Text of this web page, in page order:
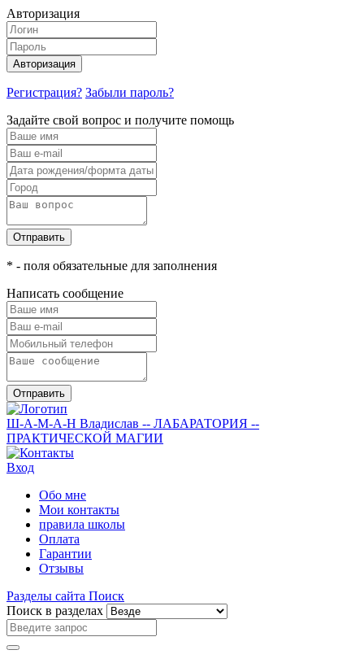
Авторизация
Авторизация
Регистрация? Забыли пароль?
Задайте свой вопрос и получите помощь
Отправить
* - поля обязательные для заполнения
Написать сообщение
Отправить
Ш-А-М-А-Н Владислав -- ЛАБАРАТОРИЯ --
ПРАКТИЧЕСКОЙ МАГИИ
Вход
Обо мне
Мои контакты
правила школы
Оплата
Гарантии
Отзывы
Разделы сайта Поиск
Поиск в разделах